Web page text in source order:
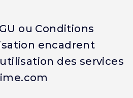
ou Conditions
encadrent
des services